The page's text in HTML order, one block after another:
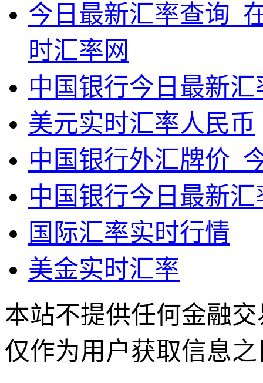
今日最新汇率查询_
时汇率网
中国银行今日最新汇
美元实时汇率人民币
中国银行外汇牌价_
中国银行今日最新汇
国际汇率实时行情
美金实时汇率
本站不提供任何金融
仅作为用户获取信息